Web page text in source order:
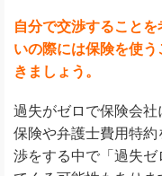
自分で交渉すること
いの際には保険を使
きましょう。
過失がゼロで保険会
保険や弁護士費用特
渉をする中で「過失